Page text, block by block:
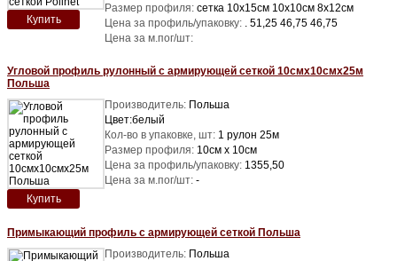
Купить
Размер профиля: сетка 10х15см 10х10см 8х12см
Цена за профиль/упаковку: . 51,25 46,75 46,75
Цена за м.пог/шт:
Угловой профиль рулонный с армирующей сеткой 10смх10смх25м
Польша
Купить
Производитель: Польша
Цвет:белый
Кол-во в упаковке, шт: 1 рулон 25м
Размер профиля: 10см х 10см
Цена за профиль/упаковку: 1355,50
Цена за м.пог/шт: -
Примыкающий профиль с армирующей сеткой Польша
Производитель: Польша